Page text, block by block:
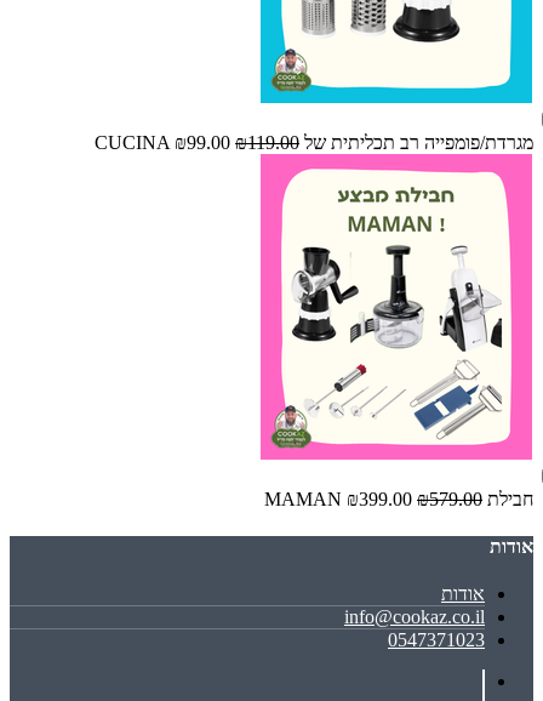
מגרדת/פומפייה רב תכליתית של CUCINA ₪99.00 ₪119.00
חבילת MAMAN ₪399.00 ₪579.00
אודות
אודות
info@cookaz.co.il
0547371023